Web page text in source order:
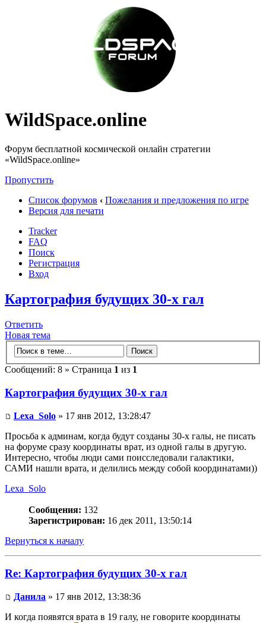
WildSpace.online
Форум бесплатной космической онлайн стратегии
«WildSpace.online»
Пропустить
Список форумов ‹ Пожелания и предложения по игре
Версия для печати
Tracker
FAQ
Поиск
Регистрация
Вход
Картография будущих 30-х гал
Ответить
Новая тема
Сообщений: 8 » Страница 1 из 1
Картография будущих 30-х гал
Lexa_Solo » 17 янв 2012, 13:28:47
Просьба к админам, когда будут созданы 30-х галы, не писать
на форуме сразу координаты врат, из одной галы в другую.
Интересно, чтобы люди сами поисследовали галактики,
САМИ нашли врата, и делились между собой координатами))
Lexa_Solo
Сообщения: 132
Зарегистрирован: 16 дек 2011, 13:50:14
Вернуться к началу
Re: Картография будущих 30-х гал
Данила » 17 янв 2012, 13:38:36
И когда появятся врата в 19 галу, не говорите координаты